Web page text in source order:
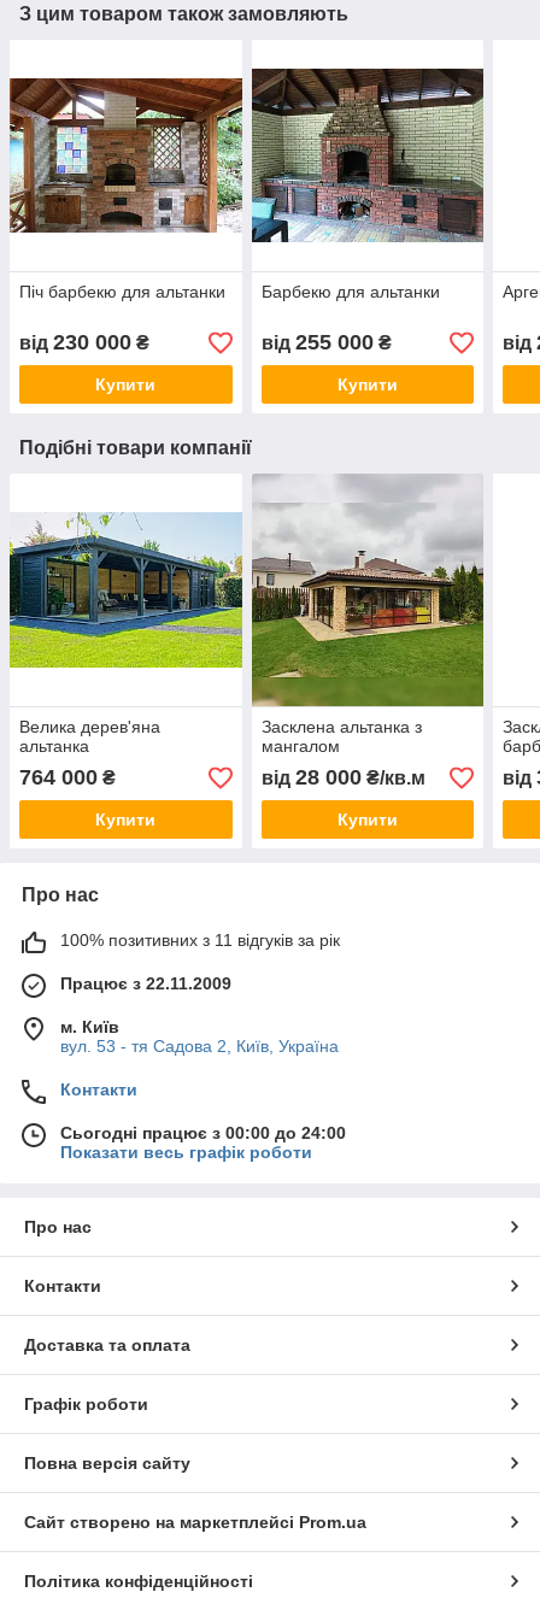
З цим товаром також замовляють
Піч барбекю для альтанки
від 230 000 ₴
Купити
Барбекю для альтанки
від 255 000₴
Купити
від
Подібні товари компанії
Велика дерев'яна
альтанка
764 000 ₴
Купити
Засклена альтанка з
мангалом
від 28 000₴/кв.м
Купити
від
Про нас
100% позитивних з 11 відгуків за рік
Працює з 22.11.2009
м. Київ
вул. 53 - тя Садова 2, Київ, Україна
Контакти
Сьогодні працює з 00:00 до 24:00
Показати весь графік роботи
Про нас
Контакти
Доставка та оплата
Графік роботи
Повна версія сайту
Сайт створено на маркетплейсі Prom.ua
Політика конфіденційності